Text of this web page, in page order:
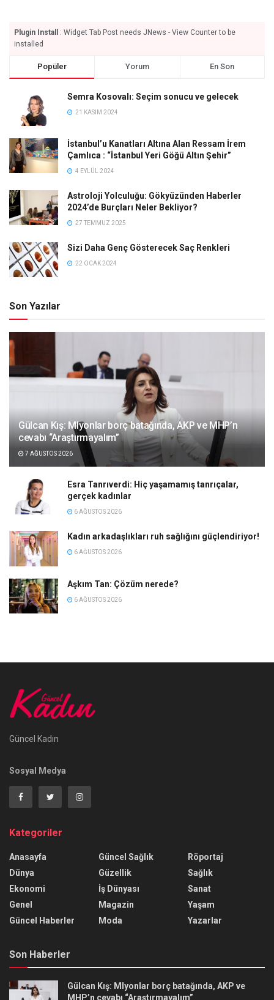
Plugin Install
: Widget Tab Post needs JNews - View Counter to be
installed
Popüler Yorum En Son
Semra Kosovalı: Seçim sonucu ve gelecek
21 KASIM 2024
İstanbul’u Kanatları Altına Alan Ressam İrem
Çamlıca : “İstanbul Yeri Göğü Altın Şehir”
4 EYLÜL 2024
Astroloji Yolculuğu: Gökyüzünden Haberler
2024’de Burçları Neler Bekliyor?
27 TEMMUZ 2025
Sizi Daha Genç Gösterecek Saç Renkleri
22 OCAK 2024
Son Yazılar
Gülcan Kış: Mlyonlar borç batağında, AKP ve MHP’n
cevabı “Araştırmayalım”
7 AĞUSTOS 2026
Esra Tanrıverdi: Hiç yaşamamış tanrıçalar,
gerçek kadınlar
6 AĞUSTOS 2026
Kadın arkadaşlıkları ruh sağlığını güçlendiriyor!
6 AĞUSTOS 2026
Aşkım Tan: Çözüm nerede?
6 AĞUSTOS 2026
Güncel Kadın
Sosyal Medya
Kategoriler
Anasayfa
Dünya
Ekonomi
Genel
Güncel Haberler
Güncel Sağlık
Güzellik
İş Dünyası
Magazin
Moda
Röportaj
Sağlık
Sanat
Yaşam
Yazarlar
Son Haberler
Gülcan Kış: Mlyonlar borç batağında, AKP ve
MHP’n cevabı “Araştırmayalım”